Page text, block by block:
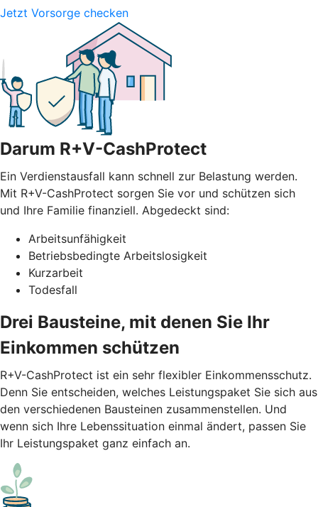
Jetzt Vorsorge checken
Darum R+V-CashProtect
Ein Verdienstausfall kann schnell zur Belastung werden.
Mit R+V-CashProtect sorgen Sie vor und schützen sich
und Ihre Familie finanziell. Abgedeckt sind:
Arbeitsunfähigkeit
Betriebsbedingte Arbeitslosigkeit
Kurzarbeit
Todesfall
Drei Bausteine, mit denen Sie Ihr
Einkommen schützen
R+V-CashProtect ist ein sehr flexibler Einkommensschutz.
Denn Sie entscheiden, welches Leistungspaket Sie sich aus
den verschiedenen Bausteinen zusammenstellen. Und
wenn sich Ihre Lebenssituation einmal ändert, passen Sie
Ihr Leistungspaket ganz einfach an.